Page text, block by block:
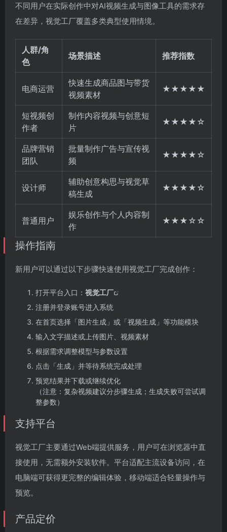
不同用户在实际创作中对AI视频生成与图像工具的需求存
在差异，视觉工厂覆盖多类典型使用情境。
人群/角
色
场景描述 推荐指数
电商运营
快速生成商品图与带货
视频素材
★★★★★
短视频创
作者
制作内容视频与创意短
片
★★★★☆
品牌营销
团队
批量制作广告与宣传视
频
★★★★☆
设计师
辅助创意构思与视觉草
稿生成
★★★★☆
普通用户
娱乐创作与个人内容制
作
★★★☆☆
操作指南
新用户可以通过以下步骤快速使用视觉工厂完成创作：
打开平台入口： 视觉工厂
注册并登录账号进入系统
在首页选择「图片生成」或「视频生成」等功能模块
输入文字描述或上传图片、视频素材
根据需求调整模型与参数设置
点击「生成」并等待系统完成处理
预览结果并下载或继续优化
（注意：复杂视频建议分步骤生成；生成失败可尝试调
整参数）
支持平台
视觉工厂主要通过Web端提供服务，用户可在浏览器中直
接使用，无需额外安装软件。平台适配主流设备访问，在
电脑端可获得更完整的编辑体验，移动端适合轻量操作与
预览。
产品定价